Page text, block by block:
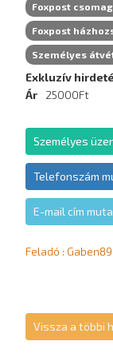
Foxpost
Foxpost
Személyes
Exkluzív
Ár
25000Ft
Személyes
Telefonszám
E-mail cím
Feladó : Gaben89
Vissza a többi